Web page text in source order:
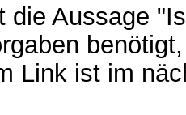
die Aussage
Link ist im